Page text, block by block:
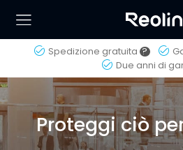
Spedizione gratuita ?
Due anni di
Proteggi ciò